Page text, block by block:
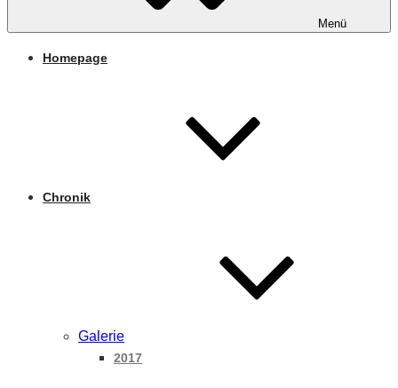
Menü
Homepage
Chronik
Galerie
2017